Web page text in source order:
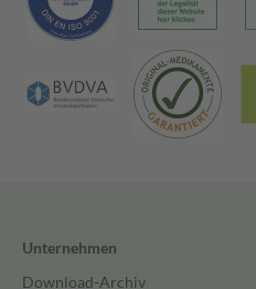
Unternehmen
Download-Archiv